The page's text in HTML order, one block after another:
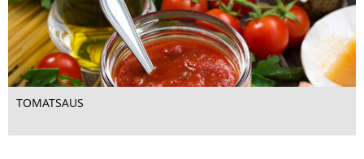
TOMATSAUS